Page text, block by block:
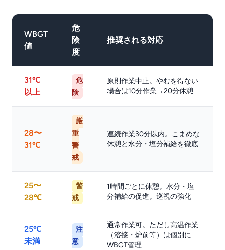
WBGT
値
危
険
度
推奨される対応
31℃
以上
危
険
原則作業中止。やむを得ない
場合は10分作業→20分休憩
28〜
31℃
厳
重
警
戒
連続作業30分以内。こまめな
休憩と水分・塩分補給を徹底
25〜
28℃
警
戒
1時間ごとに休憩。水分・塩
分補給の促進。巡視の強化
25℃
未満
注
意
通常作業可。ただし高温作業
（溶接・炉前等）は個別に
WBGT管理